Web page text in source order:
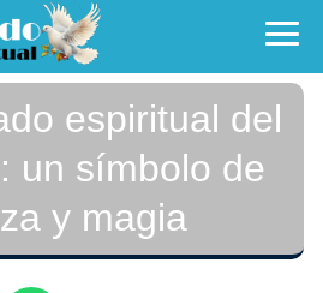
espiritual del
un símbolo de
y magia